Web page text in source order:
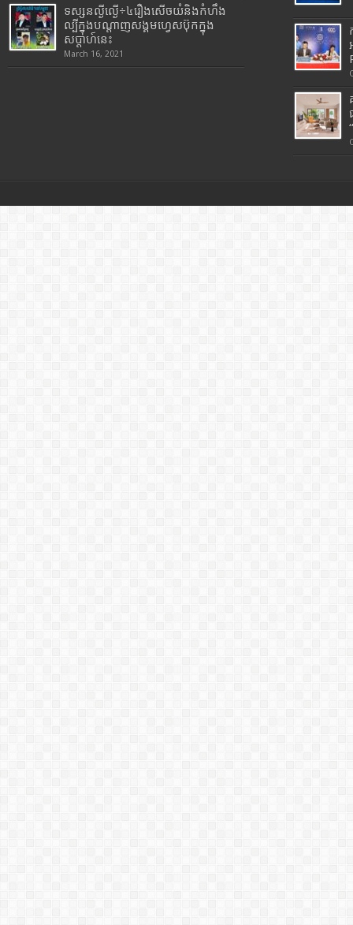
ទស្សនល្ងីល្ងើ÷៤រឿងសើចយំនិងកំហឹង
ល្បីក្នុងបណ្តាញសង្គមហ្វេសប៊ុកក្នុង
សប្តាហ៍នេះ
March 16, 2021